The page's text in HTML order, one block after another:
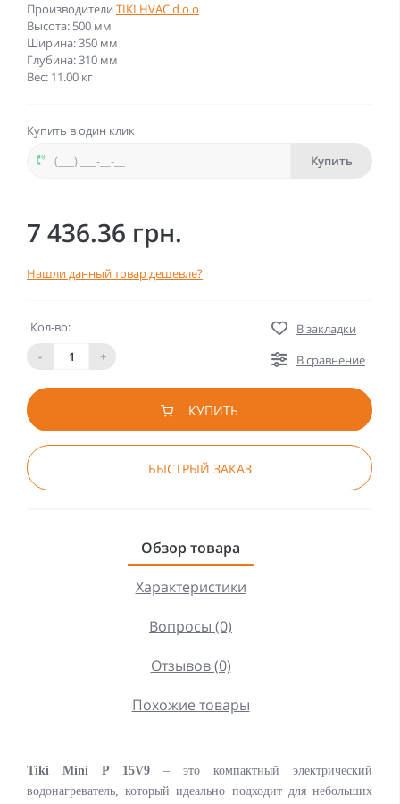
Производители TIKI HVAC d.o.o
Высота: 500 мм
Ширина: 350 мм
Глубина: 310 мм
Вес: 11.00 кг
Купить в один клик
Купить
7 436.36 грн.
Нашли данный товар дешевле?
Кол-во:
-
+
В закладки
В сравнение
КУПИТЬ
БЫСТРЫЙ ЗАКАЗ
Обзор товара
Характеристики
Вопросы (0)
Отзывов (0)
Похожие товары
Tiki Mini P 15V9 – это компактный электрический
водонагреватель, который идеально подходит для небольших